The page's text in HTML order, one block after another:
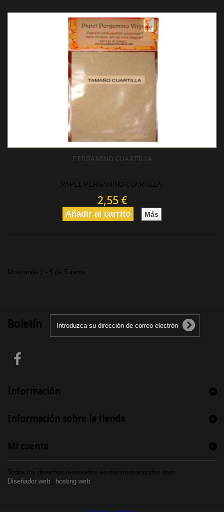
PERGAMINO CUARTILLA
PAPEL PERGAMINO CUARTILLA.
2,55 €
Añadir al carrito Más
Mostrando 1 - 5 de 5 items
Boletín
Información
Todos los derechos reservados esoterismoparatodos.com
Diseñador web
hosting web
Información sobre la tienda
Mi cuenta